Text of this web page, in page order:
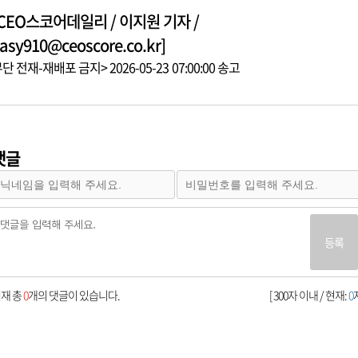
스코어데일리 / 이지원 기자 /
전재-재배포 금지> 2026-05-23 07:00:00 송고
글
등록
[ 300자 이내 / 현재:0
총0개의 댓글이 있습니다.